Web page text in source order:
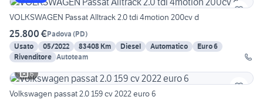
VOLKSWAGEN Passat Alltrack 2.0 tdi 4motion 200cv d
25.800 €Padova (PD)
Usato
05/2022 83408 Km Diesel Automatico
Euro 6
Rivenditore Autoteam
6
Volkswagen passat 2.0 159 cv 2022 euro 6